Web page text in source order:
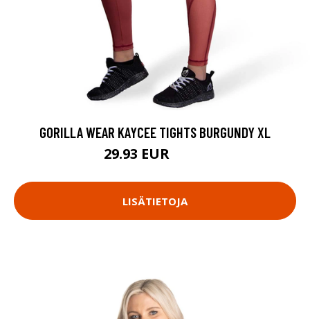
GORILLA WEAR KAYCEE TIGHTS BURGUNDY XL
29.93 EUR
LISÄTIETOJA